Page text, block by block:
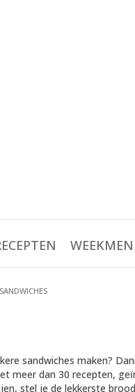
SANDWICHES
sandwiches maken?
meer dan 30 recepten,
stel je de lekkerste